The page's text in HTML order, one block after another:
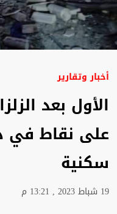
أخبار وتقارير
الأول بعد
على نقاط في
سكنية
19 شباط 2023 , 13:21 م